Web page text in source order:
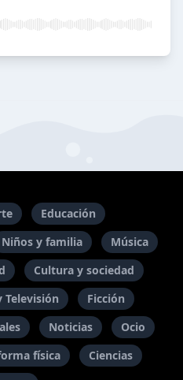
Educación
Niños y familia
Música
Cultura y sociedad
Televisión
Ficción
Noticias
Ocio
física
Ciencias